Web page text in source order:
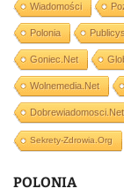
Wiadomości
Polonia
Goniec.net
Wolnemedia.net
Sekrety-Zdrowia.org
POLONIA